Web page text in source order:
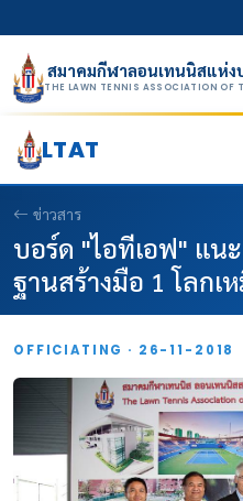
สมาคมกีฬาลอนเทนนิสแห่ง
THE LAWN TENNIS ASSOCIATION OF
LTAT
ข่าวสาร
บอร์ด "ไอทีเอฟ" แน
ฐานสร้างมือ 1 โลกเ
OFFICIATING · 26-11-2018